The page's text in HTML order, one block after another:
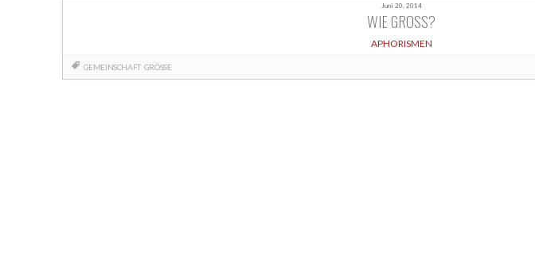
Juni 20, 2014
WIE GROSS?
APHORISMEN
GEMEINSCHAFT GRÖSSE